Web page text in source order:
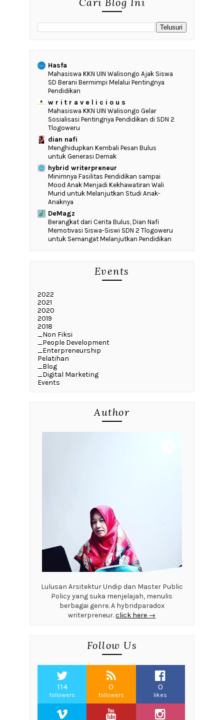
Hasfa
Mahasiswa KKN UIN Walisongo Ajak Siswa
SD Berani Bermimpi Melalui Pentingnya
Pendidikan
w r i t r a v e l i c i o u s
Mahasiswa KKN UIN Walisongo Gelar
Sosialisasi Pentingnya Pendidikan di SDN 2
Tlogoweru
dian nafi
Menghidupkan Kembali Pesan Bulus
untuk Generasi Demak
hybrid writerpreneur
‎Minimnya Fasilitas Pendidikan sampai
Mood Anak Menjadi Kekhawatiran Wali
Murid untuk Melanjutkan Studi Anak-
Anaknya
DeMagz
‎Berangkat dari Cerita Bulus, Dian Nafi
Memotivasi Siswa-Siswi SDN 2 Tlogoweru
untuk Semangat Melanjutkan Pendidikan
Events
2022
2021
2020
2019
2018
_Non Fiksi
_People Development
_Enterpreneurship
Pelatihan
_Blog
_Digital Marketing
Events
Author
Lulusan Arsitektur Undip dan Master Public
Policy yang suka menjelajah, menulis
berbagai genre. A hybridparadox
writerpreneur.click here →
Follow Us
114
followers
0
followers
0
likes